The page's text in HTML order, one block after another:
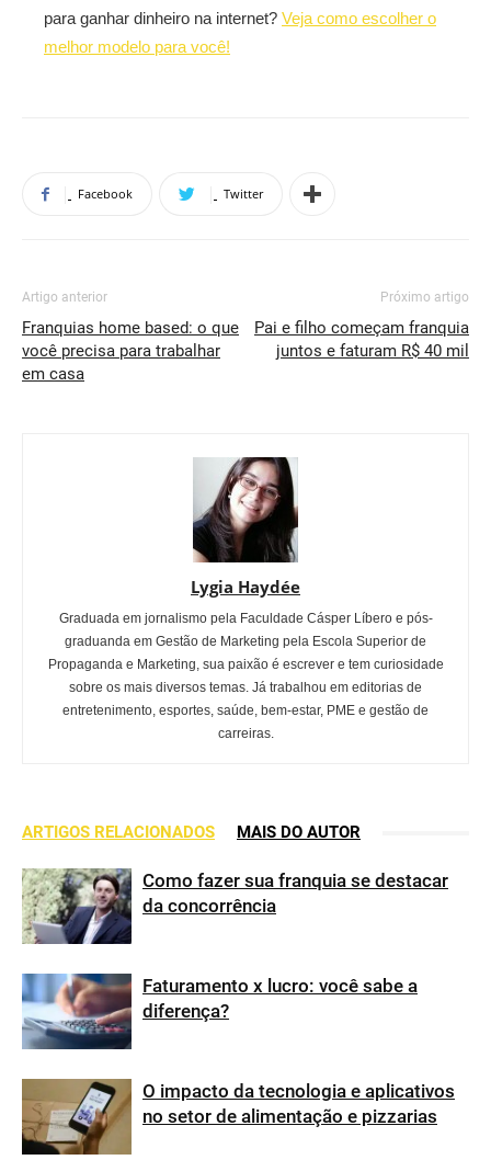
para ganhar dinheiro na internet? Veja como escolher o
melhor modelo para você!
Facebook Twitter
Artigo anterior
Franquias home based: o que
você precisa para trabalhar
em casa
Próximo artigo
Pai e filho começam franquia
juntos e faturam R$ 40 mil
Lygia Haydée
Graduada em jornalismo pela Faculdade Cásper Líbero e pós-
graduanda em Gestão de Marketing pela Escola Superior de
Propaganda e Marketing, sua paixão é escrever e tem curiosidade
sobre os mais diversos temas. Já trabalhou em editorias de
entretenimento, esportes, saúde, bem-estar, PME e gestão de
carreiras.
ARTIGOS RELACIONADOS MAIS DO AUTOR
Como fazer sua franquia se destacar
da concorrência
Faturamento x lucro: você sabe a
diferença?
O impacto da tecnologia e aplicativos
no setor de alimentação e pizzarias